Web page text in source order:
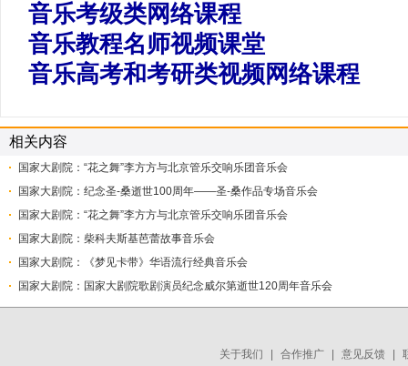
音乐考级类网络课程
音乐教程名师视频课堂
音乐高考和考研类视频网络课程
相关内容
国家大剧院：“花之舞”李方方与北京管乐交响乐团音乐会
国家大剧院：纪念圣-桑逝世100周年——圣-桑作品专场音乐会
国家大剧院：“花之舞”李方方与北京管乐交响乐团音乐会
国家大剧院：柴科夫斯基芭蕾故事音乐会
国家大剧院：《梦见卡带》华语流行经典音乐会
国家大剧院：国家大剧院歌剧演员纪念威尔第逝世120周年音乐会
关于我们 合作推广 意见反馈